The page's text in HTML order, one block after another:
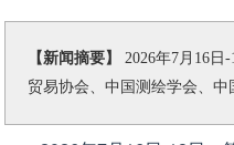
【新闻摘要】
2026年7月16
贸易协会、中国测绘学会、